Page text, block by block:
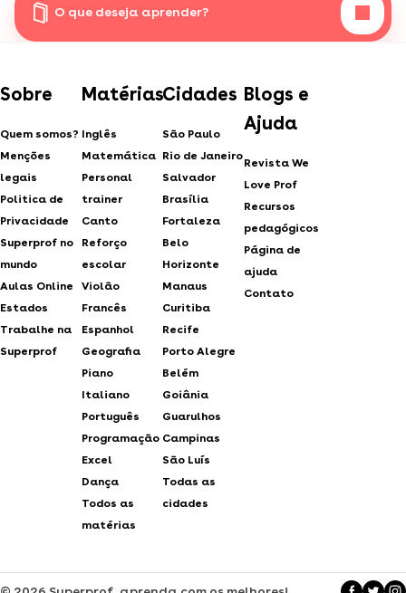
O que deseja aprender?
Sobre
Quem somos?
Menções
legais
Politica de
Privacidade
Superprof no
mundo
Aulas Online
Estados
Trabalhe na
Superprof
Matérias
Inglês
Matemática
Personal
trainer
Canto
Reforço
escolar
Violão
Francês
Espanhol
Geografia
Piano
Italiano
Português
Programação
Excel
Dança
Todos as
matérias
Cidades
São Paulo
Rio de Janeiro
Salvador
Brasília
Fortaleza
Belo
Horizonte
Manaus
Curitiba
Recife
Porto Alegre
Belém
Goiânia
Guarulhos
Campinas
São Luís
Todas as
cidades
Blogs e
Ajuda
Revista We
Love Prof
Recursos
pedagógicos
Página de
ajuda
Contato